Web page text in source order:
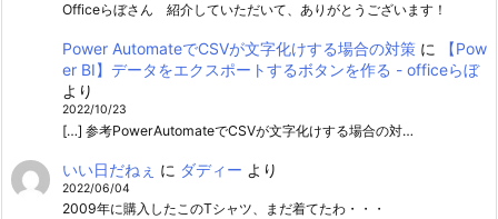
Officeらぼさん 紹介していただいて、ありがとうございます！
Power AutomateでCSVが文字化けする場合の対策に
【Pow
er BI】データをエクスポートするボタンを作る - officeらぼ
より
2022/10/23
[…] 参考PowerAutomateでCSVが文字化けする場合の対…
いい日だねぇ に ダディー より
2022/06/04
2009年に購入したこのTシャツ、まだ着てたわ・・・